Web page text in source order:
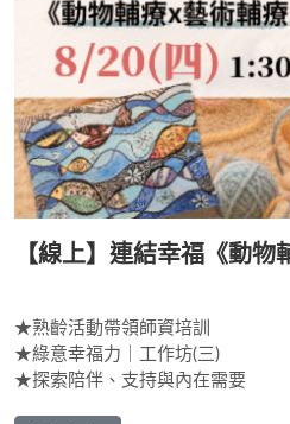
【線上】連結幸福《動物
★熟齡活動帶領師資培訓
★綠意幸福力｜工作坊(三)
★探索陪伴、支持與內在需要